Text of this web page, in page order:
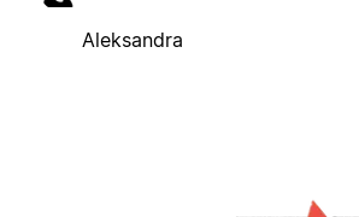
Aleksandra